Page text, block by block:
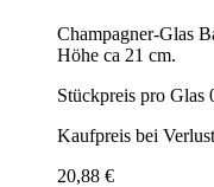
Champagner-Glas
Höhe ca 21 cm.
Stückpreis pro Glas
Kaufpreis bei
20,88 €